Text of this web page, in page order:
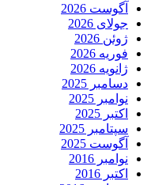
آگوست 2026
جولای 2026
ژوئن 2026
فوریه 2026
ژانویه 2026
دسامبر 2025
نوامبر 2025
اکتبر 2025
سپتامبر 2025
آگوست 2025
نوامبر 2016
اکتبر 2016